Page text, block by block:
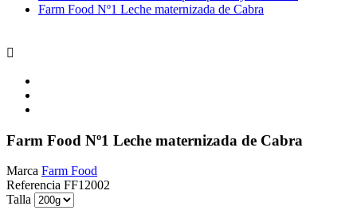
Farm Food Nº1 Leche maternizada de Cabra

Farm Food Nº1 Leche maternizada de Cabra
Marca Farm Food
Referencia FF12002
Talla